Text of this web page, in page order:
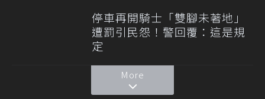
停車再開騎士「雙腳未著地」
遭罰引民怨！警回覆：這是規
定
More